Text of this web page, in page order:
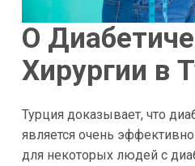
О
Хирургии в
Турция доказывает, что
является очень
для некоторых людей с